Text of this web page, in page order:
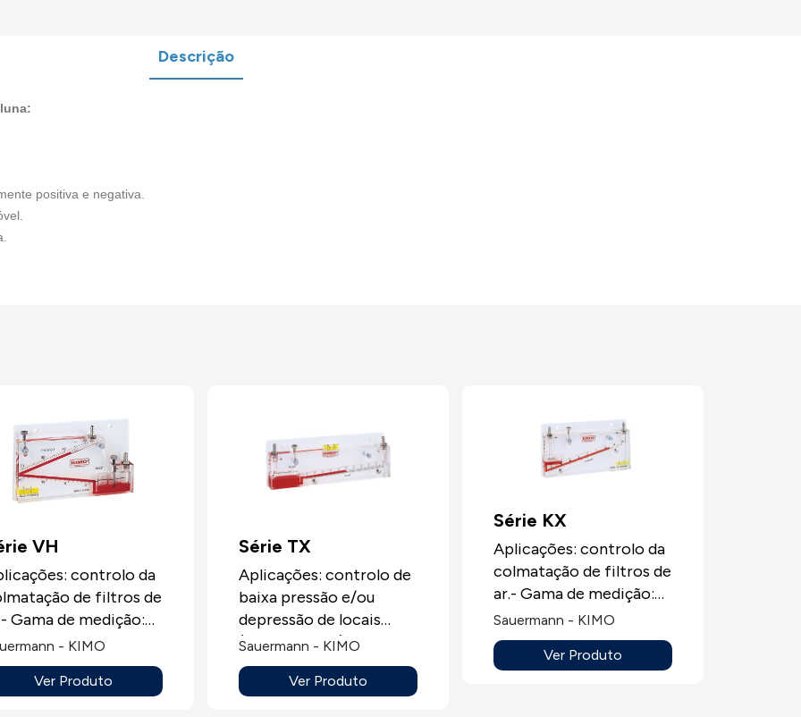
Descrição
positiva e negativa.
VH
controlo da
de filtros de
Gama de medição:
mmH2O.
- KIMO
Ver Produto
Série TX
Aplicações: controlo de
baixa pressão e/ou
depressão de locais
(salas brancas) e de
hottes de fluxo
laminares.- Gama de
Sauermann - KIMO
Ver Produto
Série KX
Aplicações: controlo da
colmatação de filtros de
ar.- Gama de medição:
25-0-25, 40-0-40
mmH2O.Escala a zero
central.
Sauermann - KIMO
Ver Produto